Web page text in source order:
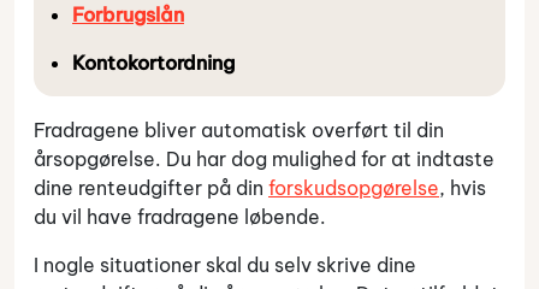
Forbrugslån
Kontokortordning
Fradragene bliver automatisk overført til din
årsopgørelse. Du har dog mulighed for at indtaste
dine renteudgifter på din forskudsopgørelse, hvis
du vil have fradragene løbende.
I nogle situationer skal du selv skrive dine